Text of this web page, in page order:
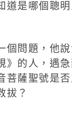
道是哪個聰明
問題，他說
》的人，遇急
菩薩聖號是
拔？